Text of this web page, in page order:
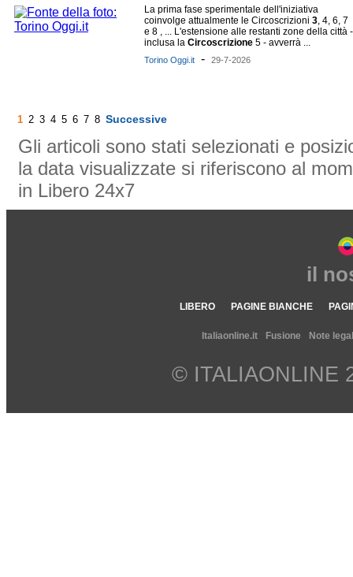
La prima fase sperimentale dell'iniziativa
coinvolge attualmente le Circoscrizioni 3, 4, 6, 7
e 8 , ... L'estensione alle restanti zone della città -
inclusa la Circoscrizione 5 - avverrà ...
Torino Oggi.it - 29-7-2026
1 2 3 4 5 6 7 8 Successive
Gli articoli sono stati selezionati e
la data visualizzate si riferiscono al
in Libero 24x7
il
LIBERO PAGINE BIANCHE
Italiaonline.it Fusione Note
© ITALIAONLINE